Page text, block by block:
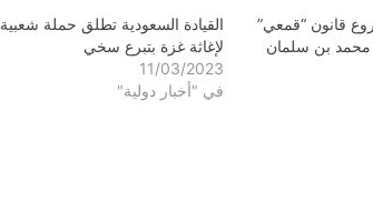
قانون “قمعي”
بن سلمان
القيادة السعودية تطلق حملة شعبية
لإغاثة غزة بتبرع سخي
11/03/2023
في "أخبار دولية"